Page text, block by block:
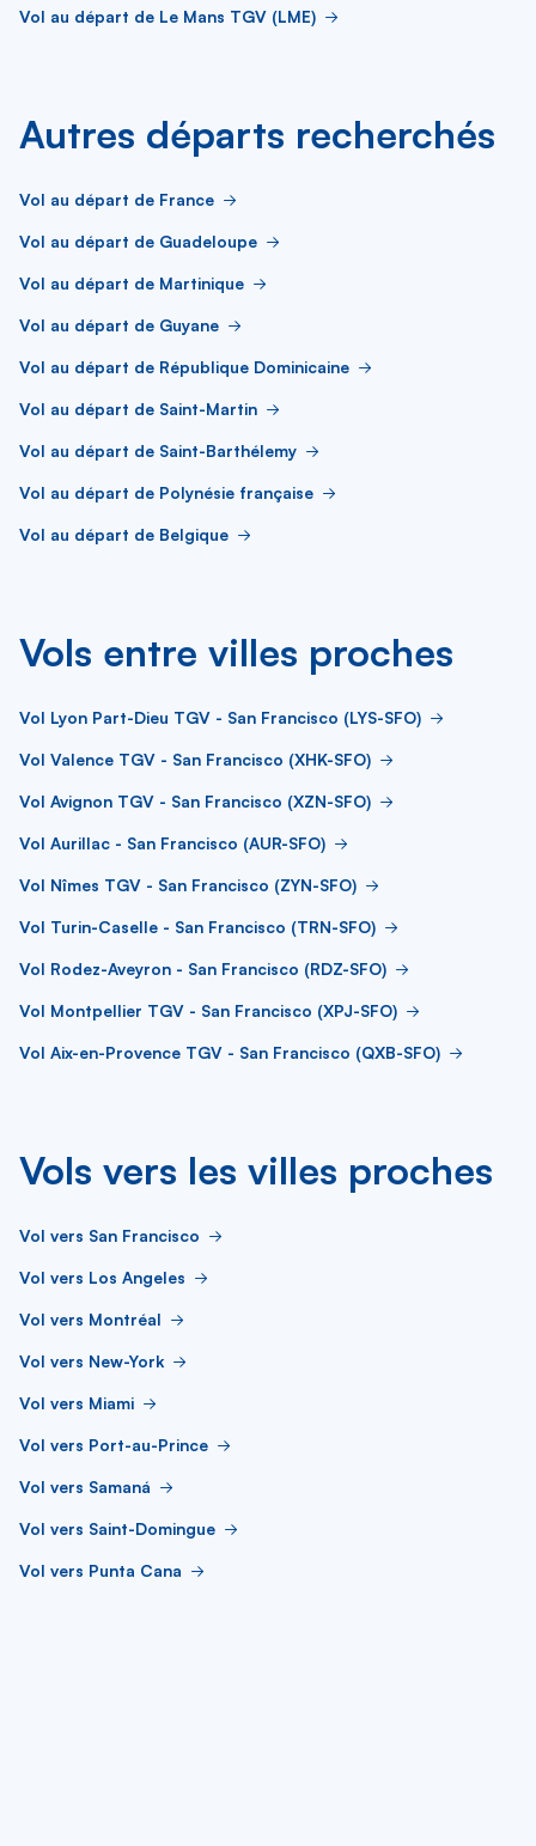
Vol au départ de Le Mans TGV (LME)
Autres départs recherchés
Vol au départ de France
Vol au départ de Guadeloupe
Vol au départ de Martinique
Vol au départ de Guyane
Vol au départ de République Dominicaine
Vol au départ de Saint-Martin
Vol au départ de Saint-Barthélemy
Vol au départ de Polynésie française
Vol au départ de Belgique
Vols entre villes proches
Vol Lyon Part-Dieu TGV - San Francisco (LYS-SFO)
Vol Valence TGV - San Francisco (XHK-SFO)
Vol Avignon TGV - San Francisco (XZN-SFO)
Vol Aurillac - San Francisco (AUR-SFO)
Vol Nîmes TGV - San Francisco (ZYN-SFO)
Vol Turin-Caselle - San Francisco (TRN-SFO)
Vol Rodez-Aveyron - San Francisco (RDZ-SFO)
Vol Montpellier TGV - San Francisco (XPJ-SFO)
Vol Aix-en-Provence TGV - San Francisco (QXB-SFO)
Vols vers les villes proches
Vol vers San Francisco
Vol vers Los Angeles
Vol vers Montréal
Vol vers New-York
Vol vers Miami
Vol vers Port-au-Prince
Vol vers Samaná
Vol vers Saint-Domingue
Vol vers Punta Cana